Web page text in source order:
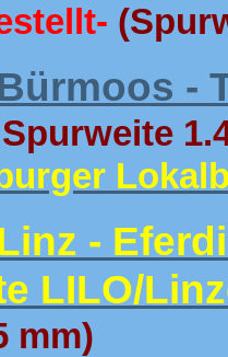
-
-
LILO/
mm)